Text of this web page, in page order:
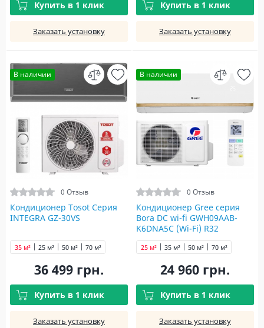
Купить в 1 клик
Заказать установку
Купить в 1 клик
Заказать установку
В наличии
0 Отзыв
Кондиционер Tosot Серия
INTEGRA GZ-30VS
25 м²
35 м² 50 м² 70 м²
36 499 грн.
Купить в 1 клик
Заказать установку
В наличии
0 Отзыв
Кондиционер Gree серия
Bora DC wi-fi GWH09AAB-
K6DNA5С (Wi-Fi) R32
25 м² 35 м² 50 м² 70 м²
24 960 грн.
Купить в 1 клик
Заказать установку